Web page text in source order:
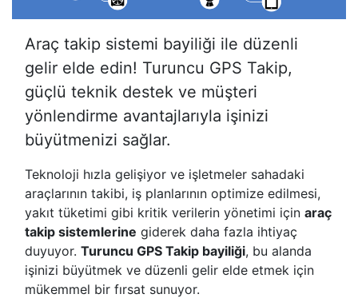
Araç takip sistemi bayiliği ile düzenli
gelir elde edin! Turuncu GPS Takip,
güçlü teknik destek ve müşteri
yönlendirme avantajlarıyla işinizi
büyütmenizi sağlar.
Teknoloji hızla gelişiyor ve işletmeler sahadaki
araçlarının takibi, iş planlarının optimize edilmesi,
yakıt tüketimi gibi kritik verilerin yönetimi için araç
takip sistemlerine giderek daha fazla ihtiyaç
duyuyor. Turuncu GPS Takip bayiliği, bu alanda
işinizi büyütmek ve düzenli gelir elde etmek için
mükemmel bir fırsat sunuyor.